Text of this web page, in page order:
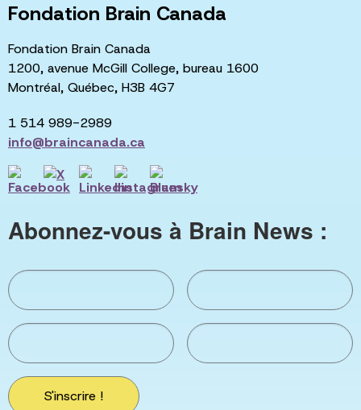
Fondation Brain Canada
Fondation Brain Canada
1200, avenue McGill College, bureau 1600
Montréal, Québec, H3B 4G7
1 514 989-2989
info@braincanada.ca
Abonnez-vous à Brain News :
S'inscrire !